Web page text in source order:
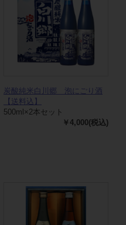
炭酸純米白川郷 泡にごり酒
【送料込】
500ml×2本セット
￥4,000(税込)